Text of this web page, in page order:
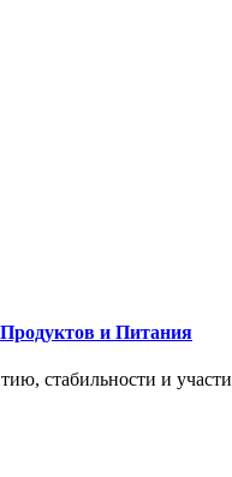
и Питания
стабильности и